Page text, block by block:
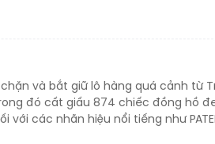
và bắt giữ lô hàng quá cảnh từ
đó cất giấu 874 chiếc đồng hồ
các nhãn hiệu nổi tiếng như